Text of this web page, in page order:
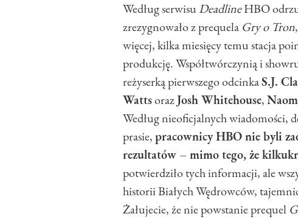
Według serwisuDeadlineHBO
zrezygnowało z prequela Gry o Tron
więcej, kilka miesięcy temu stacja
produkcję. Współtwórczynią i
reżyserką pierwszego odcinkaS.J.
WattsorazJosh Whitehouse,
Według nieoficjalnych wiadomości,
prasie,pracownicy HBO nie byli
rezultatów – mimo tego, że
potwierdziło tych informacji, ale
historii Białych Wędrowców,
Żałujecie, że nie powstanie prequel